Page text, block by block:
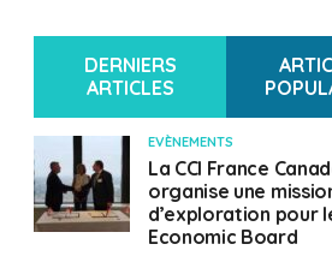
DERNIERS
ARTICLES
EVÈNEMENTS
La CCI France
organise une
d’exploration pour
Economic Board